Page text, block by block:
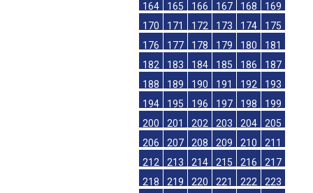
164
165 166 167 168
169
170
171 172 173 174
175
176
177 178 179 180
181
182
183 184 185 186
187
188
189 190 191 192
193
194
195 196 197 198
199
200
201 202 203 204
205
206
207 208 209 210
211
212
213 214 215 216
217
218
219 220 221 222
223